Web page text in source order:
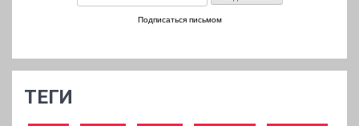
Подписаться письмом
ТЕГИ